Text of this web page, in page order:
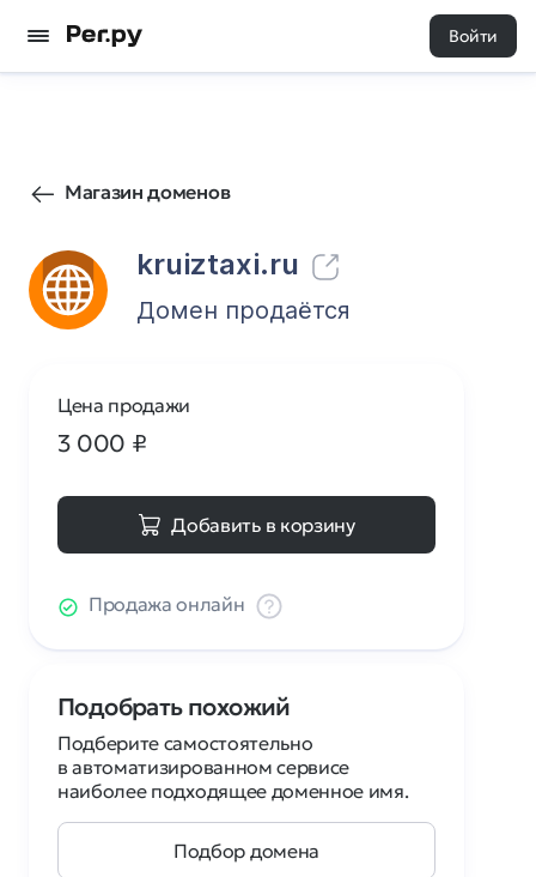
Войти
Магазин доменов
kruiztaxi.ru
264 0
Домен продаётся
Цена продажи
3 000 ₽
Добавить в корзину
Продажа онлайн
Подобрать похожий
Подберите самостоятельно
в автоматизированном сервисе
наиболее подходящее доменное имя.
Подбор домена